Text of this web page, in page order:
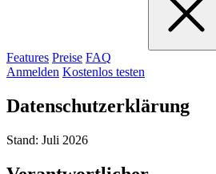
Features Preise FAQ
Anmelden Kostenlos testen
Datenschutzerklärung
Stand: Juli 2026